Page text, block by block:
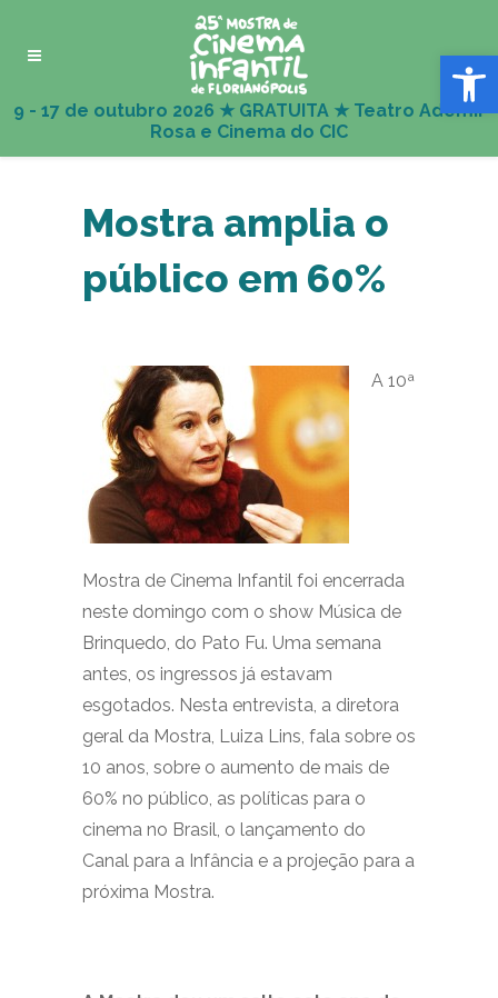
Abrir
Mostra amplia o
público em 60%
A 10ª
Mostra de Cinema Infantil foi encerrada
neste domingo com o show Música de
Brinquedo, do Pato Fu. Uma semana
antes, os ingressos já estavam
esgotados. Nesta entrevista, a diretora
geral da Mostra, Luiza Lins, fala sobre os
10 anos, sobre o aumento de mais de
60% no público, as políticas para o
cinema no Brasil, o lançamento do
Canal para a Infância e a projeção para a
próxima Mostra.